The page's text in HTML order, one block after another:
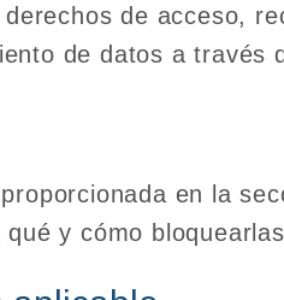
de acceso,
de datos a través
en la
y cómo